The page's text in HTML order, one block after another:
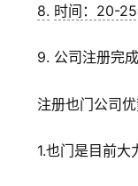
8. 时间：20-
9. 公司注册完
注册也门公司优
1.也门是目前